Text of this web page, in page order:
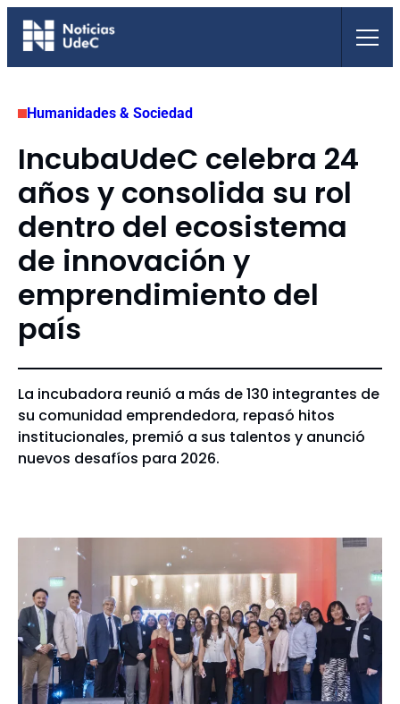
Saltar
Humanidades & Sociedad
IncubaUdeC celebra 24
años y consolida su rol
dentro del ecosistema
de innovación y
emprendimiento del
país
La incubadora reunió a más de 130 integrantes de
su comunidad emprendedora, repasó hitos
institucionales, premió a sus talentos y anunció
nuevos desafíos para 2026.